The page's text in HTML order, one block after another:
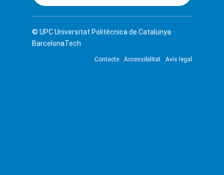
© UPCUniversitat Politècnica de Catalunya ·
BarcelonaTech
Contacte Accessibilitat Avís legal